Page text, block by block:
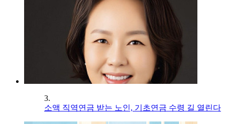
3.
소액 직역연금 받는 노인, 기초연금 수령 길 열린다